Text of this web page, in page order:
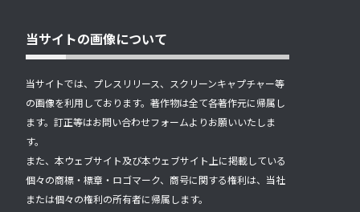
当サイトの画像について
当サイトでは、プレスリリース、スクリーンキャプチャー等
の画像を利用しております。著作物は全て各著作元に帰属し
ます。訂正等はお問い合わせフォームよりお願いいたしま
す。
また、本ウェブサイト及び本ウェブサイト上に掲載している
個々の商標・標章・ロゴマーク、商号に関する権利は、当社
または個々の権利の所有者に帰属します。